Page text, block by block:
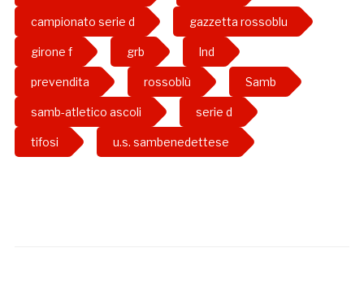
campionato serie d gazzetta rossoblu
girone f grb lnd
prevendita rossoblù Samb
samb-atletico ascoli serie d
tifosi u.s. sambenedettese